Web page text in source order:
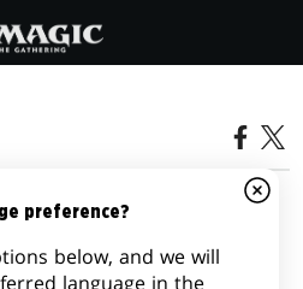
40,000 指揮官
更新
preference?
below, and we will
language in the